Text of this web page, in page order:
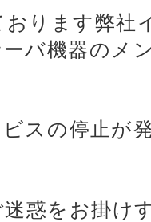
おります弊社
バ機器のメ
スの停止が
惑をお掛け